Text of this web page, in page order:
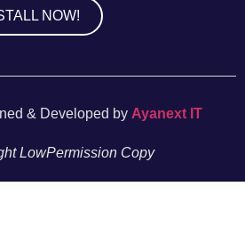
NOW!
& Developed by Ayanext IT
LowPermission Copy